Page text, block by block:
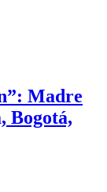
Madre
Bogotá,